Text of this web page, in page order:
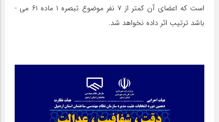
است که اعضای آن کمتر از ۷ نفر موضوع تبصره ۱ ماده ۶۱ می ­
باشد ترتیب اثر داده نخواهد شد.